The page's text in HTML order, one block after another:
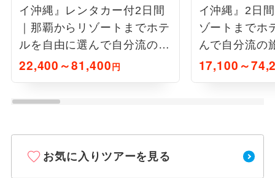
イ沖縄』レンタカー付2日間
｜那覇からリゾートまでホテ
ルを自由に選んで自分流の旅
を（スカイマーク）
22,400～81,400円
イ沖縄』2日
ゾートまでホ
んで自分流の
ーク利用）
17,100～
お気に入りツアーを見る